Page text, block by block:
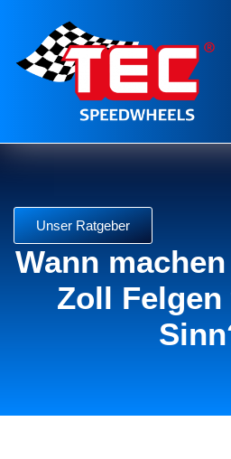
Unser Ratgeber
Wann
Zoll